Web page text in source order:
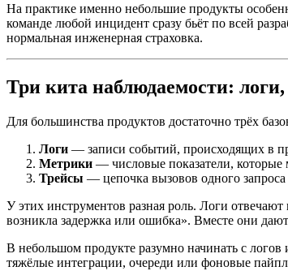
На практике именно небольшие продукты
команде любой инцидент сразу бьёт по всей
нормальная инженерная страховка.
Три кита наблюдаемости:
Для большинства продуктов достаточно трёх
Логи — записи событий, происходящих в
Метрики — числовые показатели, которые
Трейсы — цепочка вызовов одного
У этих инструментов разная роль. Логи
возникла задержка или ошибка». Вместе они
В небольшом продукте разумно начинать с
тяжёлые интеграции, очереди или фоновые